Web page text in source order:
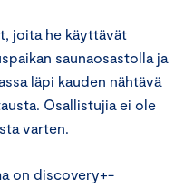
joita he käyttävät
saunaosastolla ja
läpi kauden nähtävä
Osallistujia ei ole
varten.
on discovery+-